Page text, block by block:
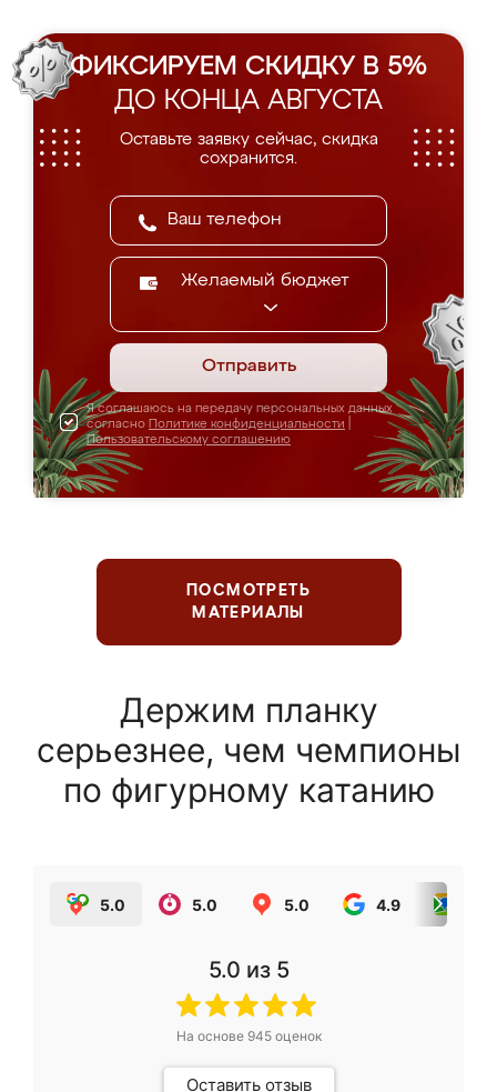
ФИКСИРУЕМ СКИДКУ В 5%
ДО КОНЦА АВГУСТА
Оставьте заявку сейчас, скидка
сохранится.
Желаемый бюджет
Отправить
Я соглашаюсь на передачу персональных данных
согласно Политике конфиденциальности
Пользовательскому соглашению
ПОСМОТРЕТЬ
МАТЕРИАЛЫ
Держим планку
серьезнее, чем чемпионы
по фигурному катанию
5.0 5.0 5.0 4.9
5.0 из 5
На основе 945оценок
Оставить отзыв